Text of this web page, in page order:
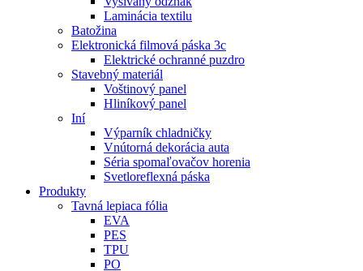
Laminácia textilu
Batožina
Elektronická filmová páska 3c
Elektrické ochranné puzdro
Stavebný materiál
Voštinový panel
Hliníkový panel
Iní
Výparník chladničky
Vnútorná dekorácia auta
Séria spomaľovačov horenia
Svetloreflexná páska
Produkty
Tavná lepiaca fólia
EVA
PES
TPU
PO